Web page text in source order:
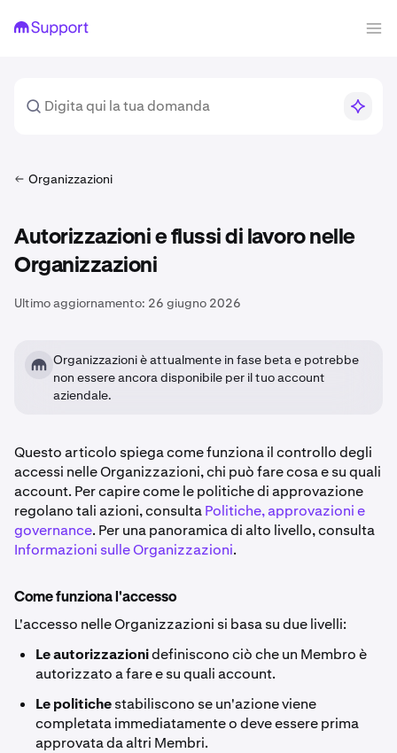
Organizzazioni
Autorizzazioni e flussi di lavoro nelle
Organizzazioni
Ultimo aggiornamento: 26 giugno 2026
Organizzazioni è attualmente in fase beta e potrebbe
non essere ancora disponibile per il tuo account
aziendale.
Questo articolo spiega come funziona il controllo degli
accessi nelle Organizzazioni, chi può fare cosa e su quali
account. Per capire come le politiche di approvazione
regolano tali azioni, consultaPolitiche, approvazioni e
governance. Per una panoramica di alto livello, consulta
Informazioni sulle Organizzazioni.
Come funziona l'accesso
L'accesso nelle Organizzazioni si basa su due livelli:
Le autorizzazionidefiniscono ciò che un Membro è
autorizzato a fare e su quali account.
Le politichestabiliscono se un'azione viene
completata immediatamente o deve essere prima
approvata da altri Membri.